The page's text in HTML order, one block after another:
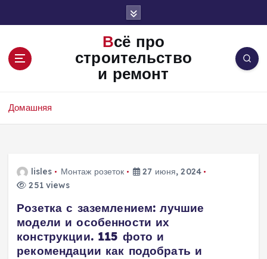
Всё про
строительство
и ремонт
Домашняя
lisles Монтаж розеток
27 июня, 2024
251 views
Розетка с заземлением: лучшие
модели и особенности их
конструкции. 115 фото и
рекомендации как подобрать и